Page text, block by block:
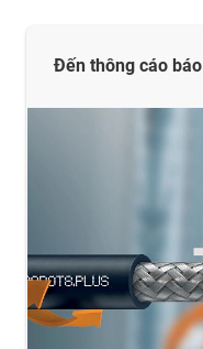
Đến thông cáo báo